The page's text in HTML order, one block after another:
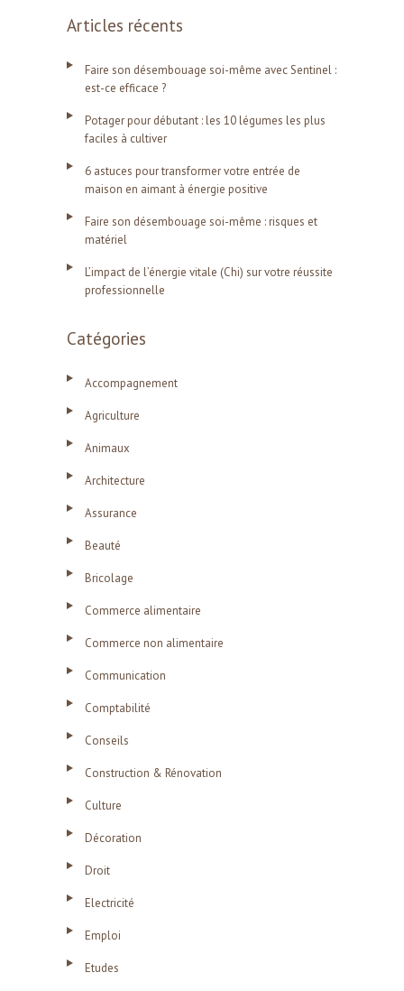
Articles récents
Faire son désembouage soi-même avec Sentinel :
est-ce efficace ?
Potager pour débutant : les 10 légumes les plus
faciles à cultiver
6 astuces pour transformer votre entrée de
maison en aimant à énergie positive
Faire son désembouage soi-même : risques et
matériel
L’impact de l’énergie vitale (Chi) sur votre réussite
professionnelle
Catégories
Accompagnement
Agriculture
Animaux
Architecture
Assurance
Beauté
Bricolage
Commerce alimentaire
Commerce non alimentaire
Communication
Comptabilité
Conseils
Construction & Rénovation
Culture
Décoration
Droit
Electricité
Emploi
Etudes